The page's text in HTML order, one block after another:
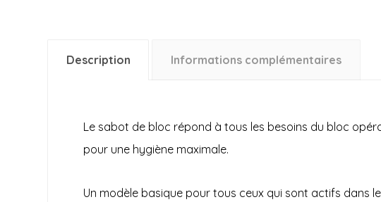
Description Informations complémentaires
Le sabot de bloc répond à tous les besoins du bloc
pour une hygiène maximale.
Un modèle basique pour tous ceux qui sont actifs dans